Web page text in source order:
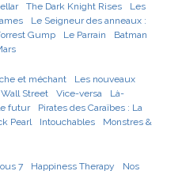
The Dark Knight Rises
Les
Le Seigneur des anneaux :
Gump Le Parrain
Batman
et méchant
Les nouveaux
Street Vice-versa
Là-
futur
Pirates des Caraïbes : La
Pearl
Intouchables
Monstres &
7 Happiness Therapy Nos